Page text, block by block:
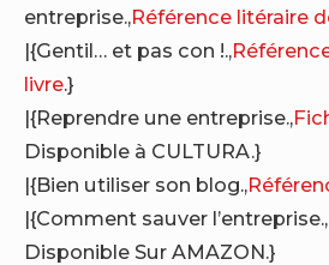
entreprise.,Référence litéraire
|{Gentil… et pas con !.,
livre.}
|{Reprendre une entreprise.,
Disponible à CULTURA.}
|{Bien utiliser son blog.,
|{Comment sauver l’entreprise.,
Disponible Sur AMAZON.}